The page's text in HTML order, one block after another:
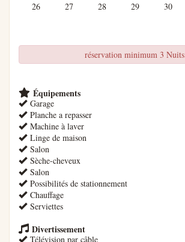
26
27 28 29 30
réservation minimum 3 Nuits
Équipements
Garage
Planche a repasser
Machine à laver
Linge de maison
Salon
Sèche-cheveux
Salon
Possibilités de stationnement
Chauffage
Serviettes
Divertissement
Télévision par câble